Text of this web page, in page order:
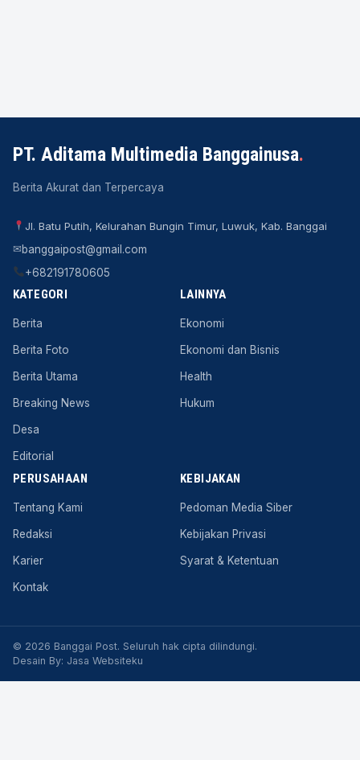
PT. Aditama Multimedia Banggainusa.
Berita Akurat dan Terpercaya
Jl. Batu Putih, Kelurahan Bungin Timur, Luwuk, Kab. Banggai
✉banggaipost@gmail.com
+682191780605
KATEGORI
Berita
Berita Foto
Berita Utama
Breaking News
Desa
Editorial
LAINNYA
Ekonomi
Ekonomi dan Bisnis
Health
Hukum
PERUSAHAAN
Tentang Kami
Redaksi
Karier
Kontak
KEBIJAKAN
Pedoman Media Siber
Kebijakan Privasi
Syarat & Ketentuan
© 2026 Banggai Post. Seluruh hak cipta dilindungi.
Desain By: Jasa Websiteku